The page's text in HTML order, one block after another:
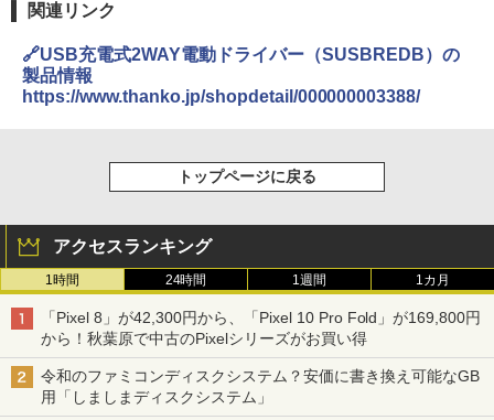
関連リンク
🔗USB充電式2WAY電動ドライバー（SUSBREDB）の
製品情報
https://www.thanko.jp/shopdetail/000000003388/
トップページに戻る
アクセスランキング
1時間 24時間 1週間 1カ月
「Pixel 8」が42,300円から、「Pixel 10 Pro Fold」が169,800円
から！秋葉原で中古のPixelシリーズがお買い得
令和のファミコンディスクシステム？安価に書き換え可能なGB
用「しましまディスクシステム」